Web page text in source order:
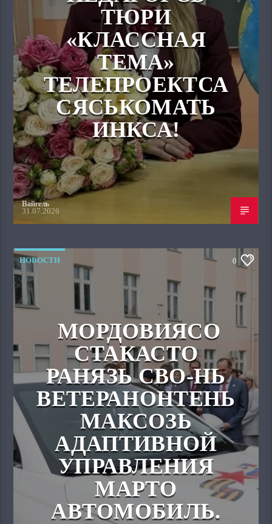
ТЮРИ
«КЛАССНАЯ
ТЕМА»
ТЕЛЕПРОЕКТСА
СЯСЬКОМАТЬ
ИНКСА!
Вайгель
31.07.2026
НОВОСТИ 0
МОРДОВИЯСО
СТАКАСТО
РАНЯЗЬ СВО-НЬ
ВЕТЕРАНОНТЕНЬ
МАКСОЗЬ
АДАПТИВНОЙ
УПРАВЛЕНИЯ
МАРТО
АВТОМОБИЛЬ.